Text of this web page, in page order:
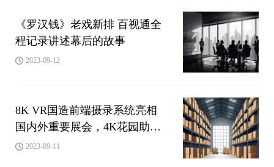
《罗汉钱》老戏新排 百视通全
程记录讲述幕后的故事
2023-09-12
8K VR国造前端摄录系统亮相
国内外重要展会，4K花园助推
超高清技术迈向新视界
2023-09-11